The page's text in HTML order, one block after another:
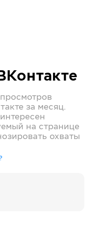
за месяц.
на странице
охваты